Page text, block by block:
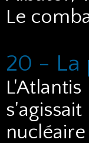
Le
20 - La